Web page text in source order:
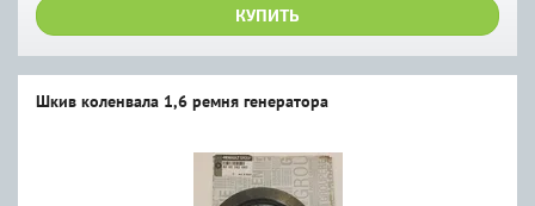
КУПИТЬ
Шкив коленвала 1,6 ремня генератора